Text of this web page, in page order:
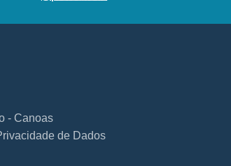
- Canoas
de Dados